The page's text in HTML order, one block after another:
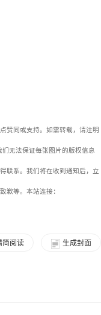
赞同或支持。如需转载，请注明
无法保证每张图片的版权信息
联系。我们将在收到通知后，立
歉等。本站连接：
生成封面
简阅读